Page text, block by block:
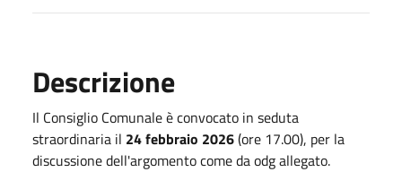
Descrizione
Il Consiglio Comunale è convocato in seduta
straordinaria il 24 febbraio 2026(ore 17.00), per la
discussione dell'argomento come da odg allegato.